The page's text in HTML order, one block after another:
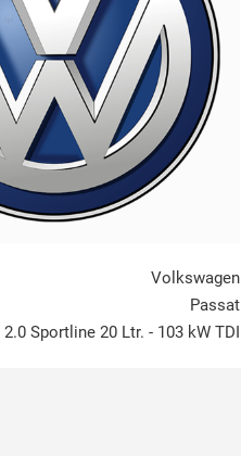
Volkswagen
Passat
2.0 Sportline 20 Ltr. - 103 kW TDI